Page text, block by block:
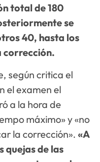
total de 180
se
40, hasta los
corrección.
según critica el
el examen el
a la hora de
máximo» y «no
la corrección». «A
quejas de las